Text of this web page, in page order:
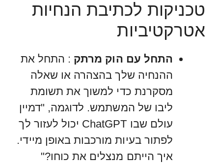
טכניקות לכתיבת הנחיות
אטרקטיביות
התחל עם הוק מרתק : התחל את
ההנחיה שלך בהצהרה או שאלה
מסקרנת כדי למשוך את תשומת
ליבו של המשתמש. לדוגמה, "דמיין
עולם שבו ChatGPT יכול לעזור לך
לפתור בעיות מורכבות באופן מיידי.
איך הייתם מנצלים את כוחו?"